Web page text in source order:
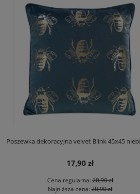
Poszewka dekoracyjna velvet Blink 45x45
17,90 zł
Cena regularna:20,90 zł
Najniższa cena: 20,90 zł